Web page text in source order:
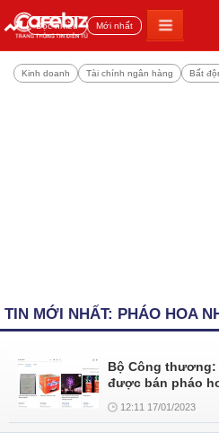
Đọc nhiều Mới nhất
Kinh doanh Tài chính ngân hàng Bất
TIN MỚI NHẤT: PHÁO HOA
Bộ Công thương:
được bán pháo
12:11 17/01/2023